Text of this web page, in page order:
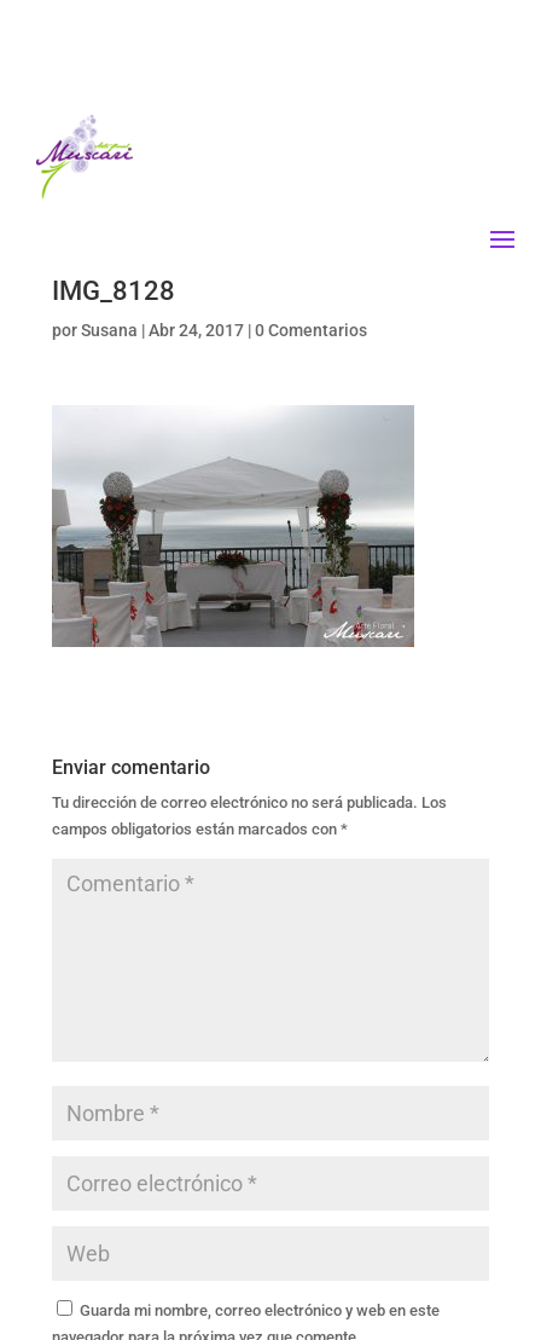
IMG_8128
porSusana |Abr 24, 2017|0 Comentarios
Enviar comentario
Tu dirección de correo electrónico no será publicada. Los
campos obligatorios están marcados con *
Guarda mi nombre, correo electrónico y web en este